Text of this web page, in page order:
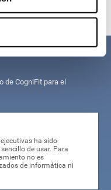
de CogniFit para el
ha sido
de usar. Para
no es
de informática ni